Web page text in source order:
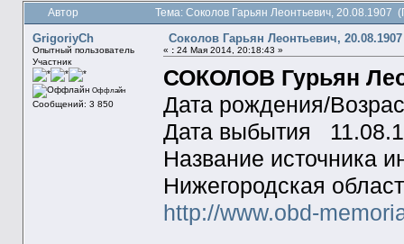
Автор Тема: Соколов Гарьян Леонтьевич, 20.08.1907
GrigoriyCh
Опытный пользователь
Участник
Оффлайн
Сообщений: 3 850
Соколов Гарьян Леонтьевич, 20.08.1907
« :24 Мая 2014, 20:18:43 »
СОКОЛОВ Гурьян
Дата рождения/
Дата выбытия
Название источника
Нижегородская
http://www.obd-